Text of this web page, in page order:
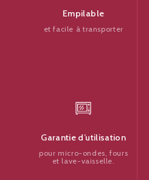
Empilable
et facile à transporter
Garantie d’utilisation
pour micro-ondes, fours
et lave-vaisselle.